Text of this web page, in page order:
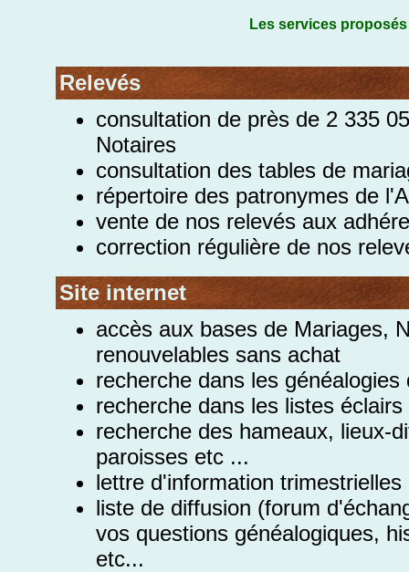
Les services
Relevés
consultation de près de 2 335
Notaires
consultation des tables de
répertoire des patronymes de
vente de nos relevés aux
correction régulière de nos
Site internet
accès aux bases de Mariages,
renouvelables sans achat
recherche dans les généalogies
recherche dans les listes éclairs
recherche des hameaux, lieux-
paroisses etc ...
lettre d'information trimestrielles
liste de diffusion (forum
vos questions généalogiques,
etc...